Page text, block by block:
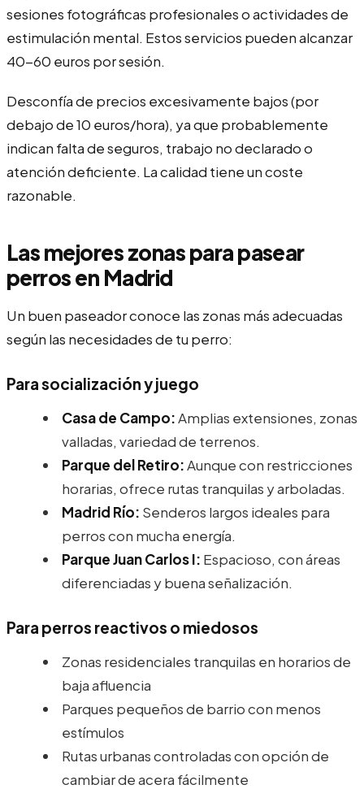
sesiones fotográficas profesionales o actividades de
estimulación mental. Estos servicios pueden alcanzar
40-60 euros por sesión.
Desconfía de precios excesivamente bajos (por
debajo de 10 euros/hora), ya que probablemente
indican falta de seguros, trabajo no declarado o
atención deficiente. La calidad tiene un coste
razonable.
Las mejores zonas para pasear
perros en Madrid
Un buen paseador conoce las zonas más adecuadas
según las necesidades de tu perro:
Para socialización y juego
Casa de Campo:Amplias extensiones, zonas
valladas, variedad de terrenos.
Parque del Retiro:Aunque con restricciones
horarias, ofrece rutas tranquilas y arboladas.
Madrid Río: Senderos largos ideales para
perros con mucha energía.
Parque Juan Carlos I: Espacioso, con áreas
diferenciadas y buena señalización.
Para perros reactivos o miedosos
Zonas residenciales tranquilas en horarios de
baja afluencia
Parques pequeños de barrio con menos
estímulos
Rutas urbanas controladas con opción de
cambiar de acera fácilmente